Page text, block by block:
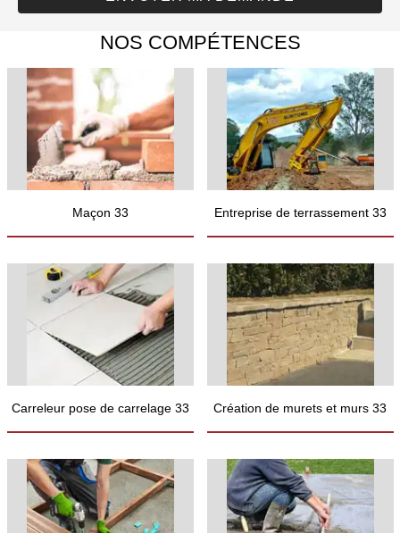
NOS COMPÉTENCES
Maçon 33 Entreprise de terrassement 33
Carreleur pose de carrelage 33 Création de murets et murs 33